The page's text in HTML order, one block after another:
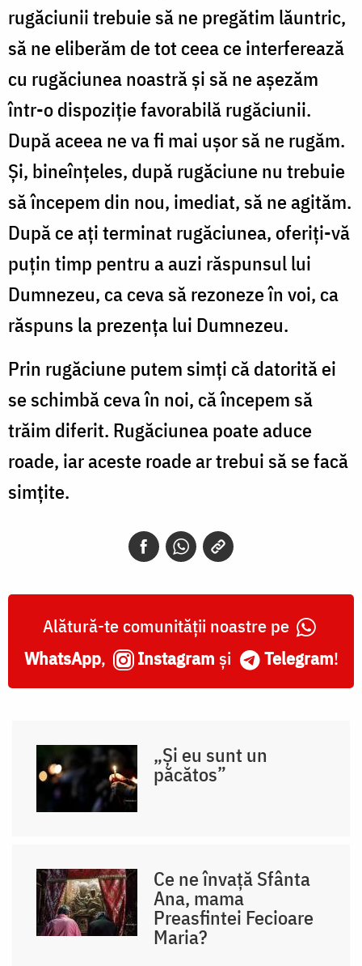
rugăciunii trebuie să ne pregătim lăuntric,
să ne eliberăm de tot ceea ce interferează
cu rugăciunea noastră şi să ne aşezăm
într-o dispoziţie favorabilă rugăciunii.
După aceea ne va fi mai uşor să ne rugăm.
Şi, bineînţeles, după rugăciune nu trebuie
să începem din nou, imediat, să ne agităm.
După ce aţi terminat rugăciunea, oferiţi-vă
puţin timp pentru a auzi răspunsul lui
Dumnezeu, ca ceva să rezoneze în voi, ca
răspuns la prezenţa lui Dumnezeu.
Prin rugăciune putem simţi că datorită ei
se schimbă ceva în noi, că începem să
trăim diferit. Rugăciunea poate aduce
roade, iar aceste roade ar trebui să se facă
simţite.
Alătură-te comunității noastre pe
WhatsApp, Instagram și Telegram!
„Și eu sunt un
păcătos”
Ce ne învață Sfânta
Ana, mama
Preasfintei Fecioare
Maria?